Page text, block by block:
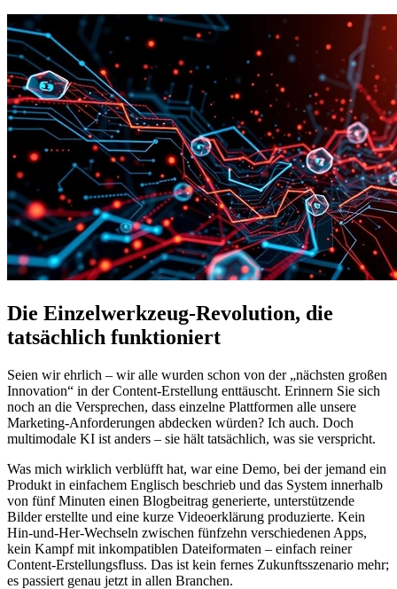
Die Einzelwerkzeug-Revolution, die
tatsächlich funktioniert
Seien wir ehrlich – wir alle wurden schon von der „nächsten großen
Innovation“ in der Content-Erstellung enttäuscht. Erinnern Sie sich
noch an die Versprechen, dass einzelne Plattformen alle unsere
Marketing-Anforderungen abdecken würden? Ich auch. Doch
multimodale KI ist anders – sie hält tatsächlich, was sie verspricht.
Was mich wirklich verblüfft hat, war eine Demo, bei der jemand ein
Produkt in einfachem Englisch beschrieb und das System innerhalb
von fünf Minuten einen Blogbeitrag generierte, unterstützende
Bilder erstellte und eine kurze Videoerklärung produzierte. Kein
Hin-und-Her-Wechseln zwischen fünfzehn verschiedenen Apps,
kein Kampf mit inkompatiblen Dateiformaten – einfach reiner
Content-Erstellungsfluss. Das ist kein fernes Zukunftsszenario mehr;
es passiert genau jetzt in allen Branchen.